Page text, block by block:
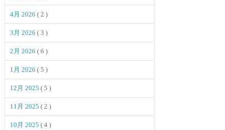
4月 2026 ( 2 )
3月 2026 ( 3 )
2月 2026 ( 6 )
1月 2026 ( 5 )
12月 2025 ( 5 )
11月 2025 ( 2 )
10月 2025 ( 4 )